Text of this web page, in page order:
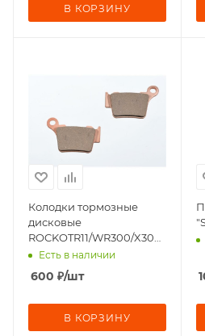
В КОРЗИНУ
Колодки тормозные
дисковые
ROCKOTR11/WR300/X300/R11/
KAYO T4,Т6 (задние)(HI-
QUALITY)
Есть в наличии
600 ₽/шт
В КОРЗИНУ